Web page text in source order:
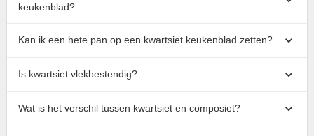
keukenblad?
Kan ik een hete pan op een kwartsiet keukenblad zetten?
Is kwartsiet vlekbestendig?
Wat is het verschil tussen kwartsiet en composiet?